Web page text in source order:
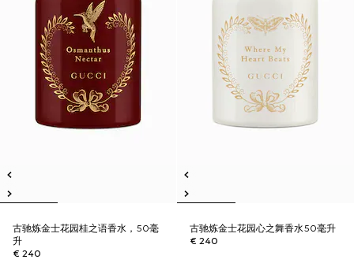
古驰炼金士花园桂之语香水，50毫
升
€ 240
古驰炼金士花园心之舞香水50毫升
€ 240